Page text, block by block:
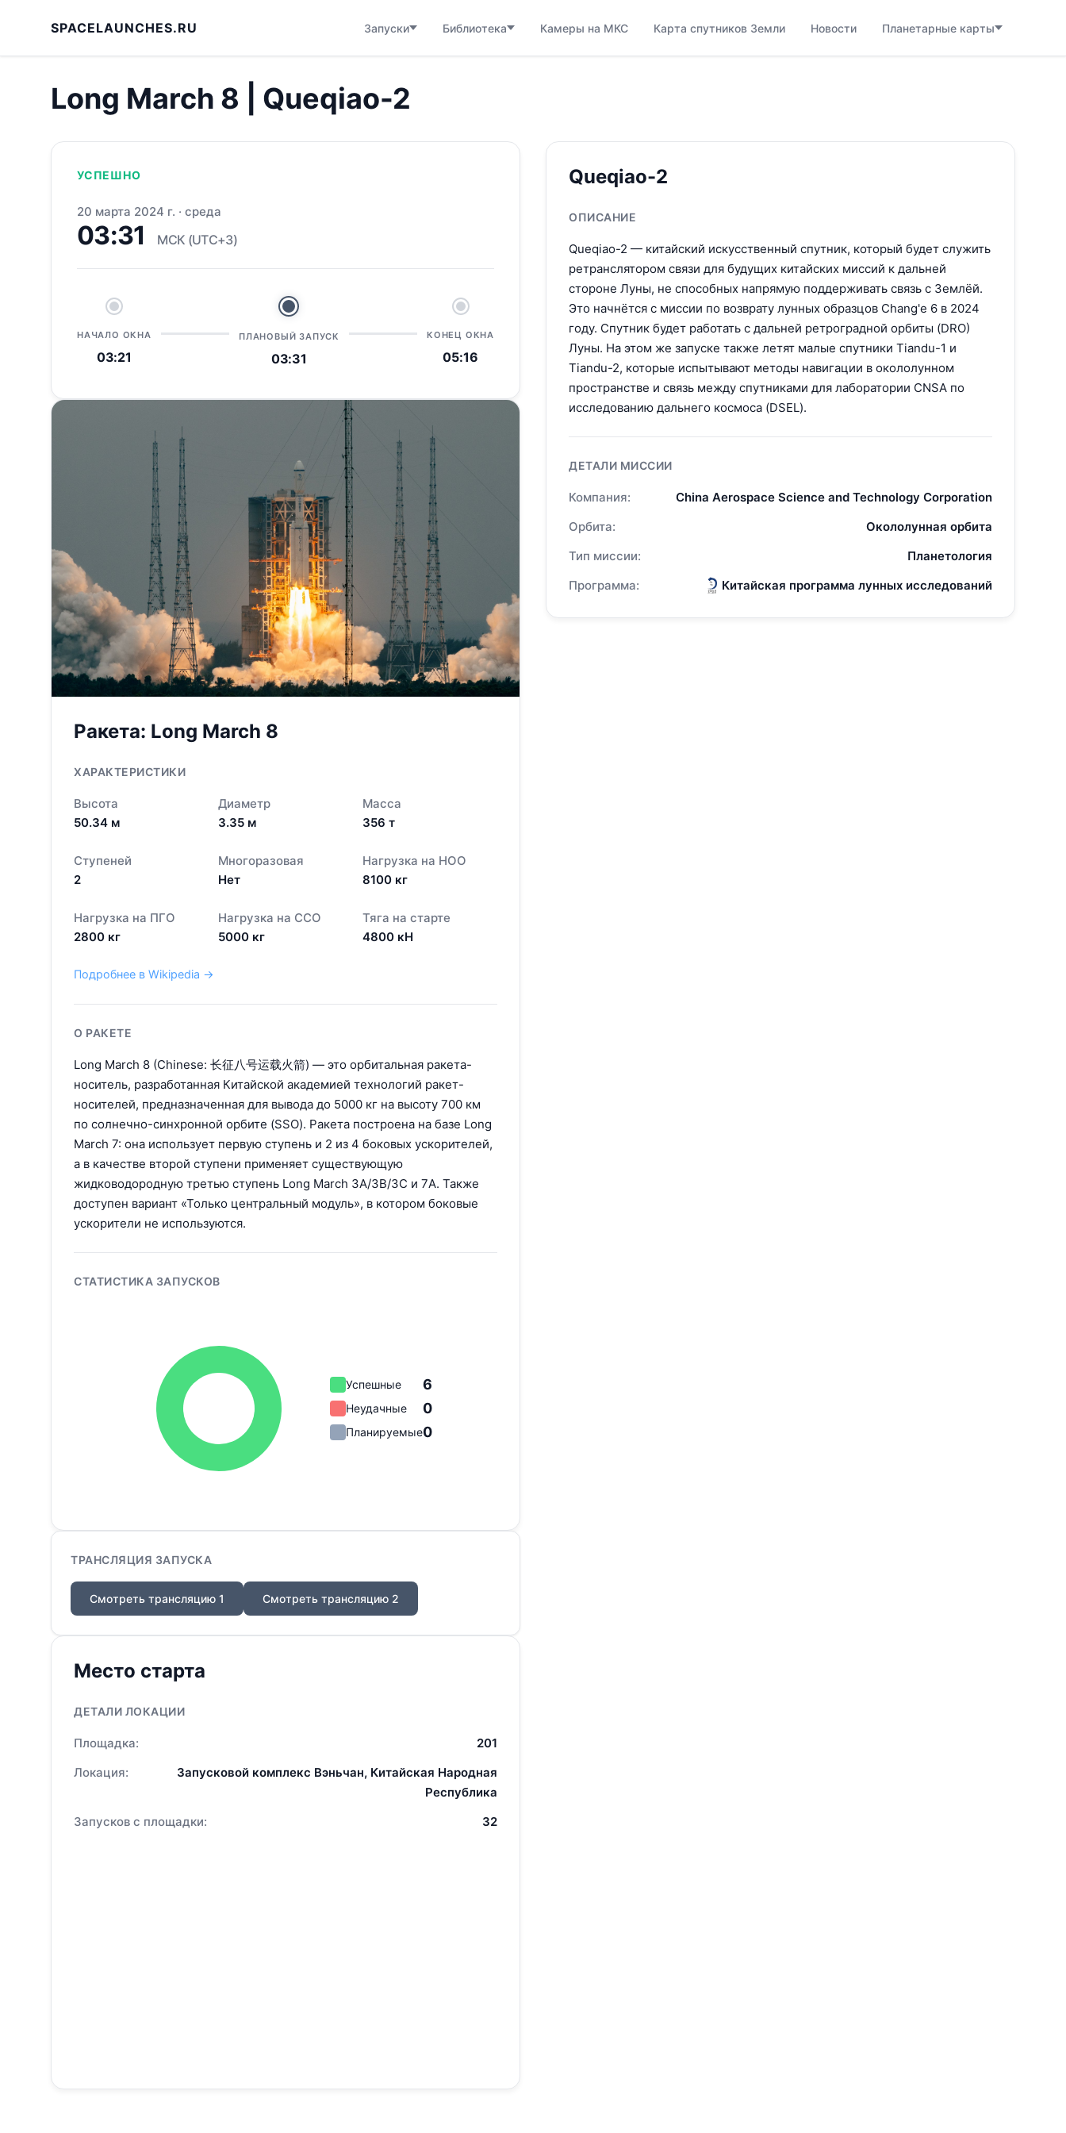
SPACELAUNCHES.RU Запуски Библиотека Камеры на МКС Карта спутников Земли Новости Планетарные карты
Long March 8 | Queqiao-2
УСПЕШНО
20 марта 2024 г. · среда
03:31 МСК (UTC+3)
НАЧАЛО ОКНА
03:21
ПЛАНОВЫЙ ЗАПУСК
03:31
КОНЕЦ ОКНА
05:16
Ракета: Long March 8
ХАРАКТЕРИСТИКИ
Высота
50.34 м
Диаметр
3.35 м
Масса
356 т
Ступеней
2
Многоразовая
Нет
Нагрузка на НОО
8100 кг
Нагрузка на ПГО
2800 кг
Нагрузка на ССО
5000 кг
Тяга на старте
4800 кН
Подробнее в Wikipedia →
О РАКЕТЕ
Long March 8 (Chinese: 长征八号运载火箭) — это орбитальная ракета-
носитель, разработанная Китайской академией технологий ракет-
носителей, предназначенная для вывода до 5000 кг на высоту 700 км
по солнечно-синхронной орбите (SSO). Ракета построена на базе Long
March 7: она использует первую ступень и 2 из 4 боковых ускорителей,
а в качестве второй ступени применяет существующую
жидководородную третью ступень Long March 3A/3B/3C и 7A. Также
доступен вариант «Только центральный модуль», в котором боковые
ускорители не используются.
СТАТИСТИКА ЗАПУСКОВ
Успешные 6
Неудачные 0
Планируемые0
ТРАНСЛЯЦИЯ ЗАПУСКА
Смотреть трансляцию 1 Смотреть трансляцию 2
Место старта
ДЕТАЛИ ЛОКАЦИИ
Площадка:
201
Локация:
Запусковой комплекс Вэньчан, Китайская Народная
Республика
Запусков с площадки:
32
Queqiao-2
ОПИСАНИЕ
Queqiao-2 — китайский искусственный спутник, который будет служить
ретранслятором связи для будущих китайских миссий к дальней
стороне Луны, не способных напрямую поддерживать связь с Землёй.
Это начнётся с миссии по возврату лунных образцов Chang'e 6 в 2024
году. Спутник будет работать с дальней ретроградной орбиты (DRO)
Луны. На этом же запуске также летят малые спутники Tiandu-1 и
Tiandu-2, которые испытывают методы навигации в окололунном
пространстве и связь между спутниками для лаборатории CNSA по
исследованию дальнего космоса (DSEL).
ДЕТАЛИ МИССИИ
Компания:
China Aerospace Science and Technology Corporation
Орбита:
Окололунная орбита
Тип миссии:
Планетология
Программа:
Китайская программа лунных исследований